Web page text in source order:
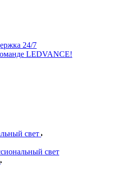
24/7
LEDVANCE!
свет
свет